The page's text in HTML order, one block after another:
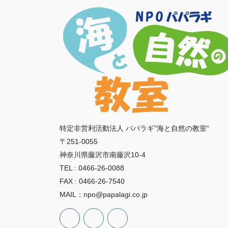
特定非営利活動法人 パパラギ"海と自然の教室“
〒251-0055
神奈川県藤沢市南藤沢10-4
TEL : 0466-26-0088
FAX : 0466-26-7540
MAIL：npo@papalagi.co.jp